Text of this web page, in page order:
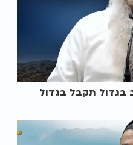
בגדול תקבל בגדול